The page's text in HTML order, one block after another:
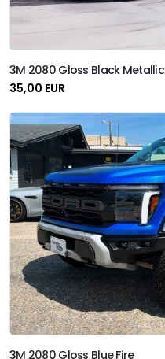
3M 2080 Gloss Black Metallic
35,00 EUR
3M 2080 Gloss Blue Fire